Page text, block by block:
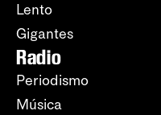
Lento
Gigantes
Radio
Periodismo
Música